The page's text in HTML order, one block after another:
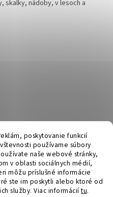
poskytovanie funkcií
používame súbory
naše webové stránky,
v oblasti sociálnych médií,
môžu príslušné informácie
ste im poskytli alebo ktoré od
služby. Viac informáciítu.
skalky, nádoby, v lesoch a